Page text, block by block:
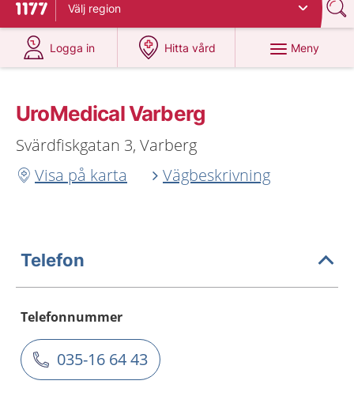
Till startsidan för 1177
Välj region
Logga in
på 1177.se
Hitta vård
på 1177.se
Meny
UroMedical Varberg
Svärdfiskgatan 3, Varberg
Visa på karta
Vägbeskrivning
Telefon
Telefonnummer
035-16 64 43